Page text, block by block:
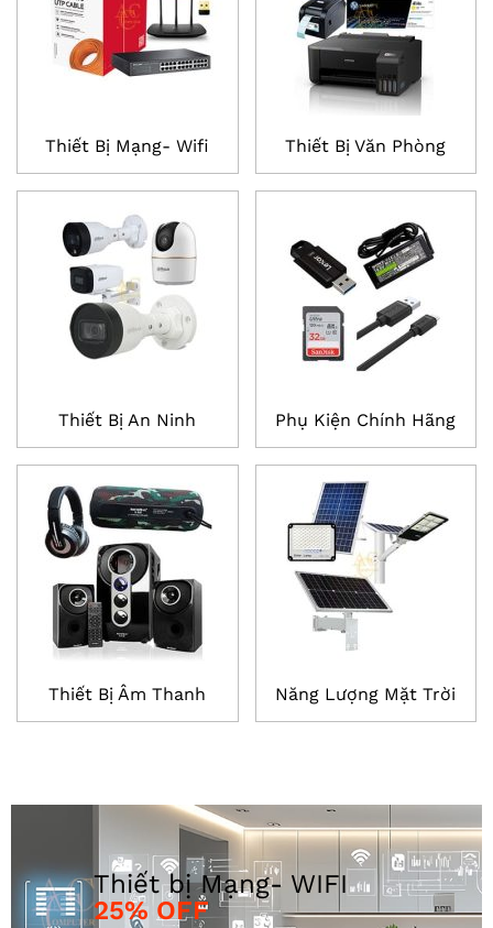
Thiết Bị Mạng- Wifi
Thiết Bị An Ninh
Thiết Bị Âm Thanh
Thiết Bị Văn Phòng
Phụ Kiện Chính Hãng
Năng Lượng Mặt Trời
25% OFF